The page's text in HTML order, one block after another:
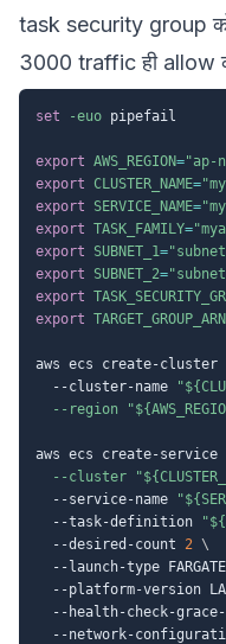
task security group
3000 traffic ही allow
set -euo pipefail
export AWS_REGION="ap-
export CLUSTER_NAME=
export
SERVICE_NAME=
export TASK_FAMILY=
export
SUBNET_1=
export
SUBNET_2=
export
export TARGET_GROUP_ARN
aws ecs create-cluster
  --cluster-name
"
--region
"
aws ecs create-service
--cluster
"
  --service-name
"
  --task-definition
"
  --desired-count
2 \
  --launch-type FARGATE
--platform-version
--health-check-
--network-